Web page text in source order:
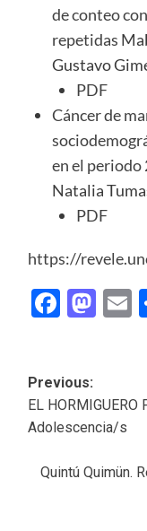
de conteo
repetidas
Gustavo
PDF
Cáncer de
en el periodo
Natalia
PDF
https://
Post
Previous:
EL
Adolescencia/s
Quintú Quimün.